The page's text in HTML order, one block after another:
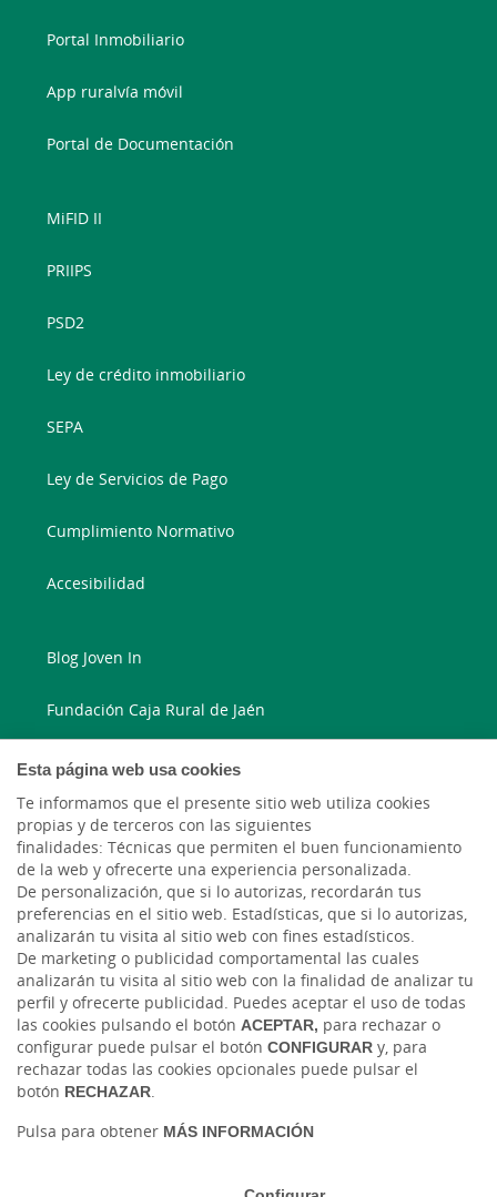
Esta página web usa cookies
Te informamos que el presente sitio web utiliza cookies
propias y de terceros con las siguientes
finalidades: Técnicas que permiten el buen funcionamiento
de la web y ofrecerte una experiencia personalizada.
De personalización, que si lo autorizas, recordarán tus
preferencias en el sitio web. Estadísticas, que si lo autorizas,
analizarán tu visita al sitio web con fines estadísticos.
De marketing o publicidad comportamental las cuales
analizarán tu visita al sitio web con la finalidad de analizar tu
perfil y ofrecerte publicidad. Puedes aceptar el uso de todas
las cookies pulsando el botón ACEPTAR, para rechazar o
configurar puede pulsar el botón CONFIGURAR y, para
rechazar todas las cookies opcionales puede pulsar el
botón RECHAZAR.
Pulsa para obtener MÁS INFORMACIÓN
Portal Inmobiliario
App ruralvía móvil
Portal de Documentación
MiFID II
PRIIPS
PSD2
Ley de crédito inmobiliario
SEPA
Ley de Servicios de Pago
Cumplimiento Normativo
Accesibilidad
Blog Joven In
Fundación Caja Rural de Jaén
Blog Ruralvía
LinkedIn
Instagram
Facebook
Blog Caja Rural Jaén
Protección de datos